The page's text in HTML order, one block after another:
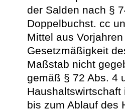
der Salden nach §
Doppelbuchst. cc
Mittel aus
Gesetzmäßigkeit
Maßstab nicht
gemäß § 72 Abs. 4
bis zum Ablauf des